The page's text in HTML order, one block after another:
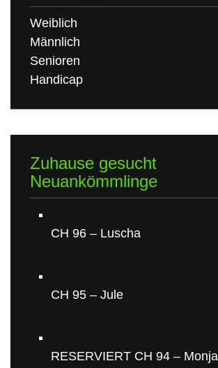
Weiblich
Männlich
Senioren
Handicap
Zuhause gesucht
Neuankömmlinge
CH 96 – Luscha
CH 95 – Jule
RESERVIERT CH 94 – Monja